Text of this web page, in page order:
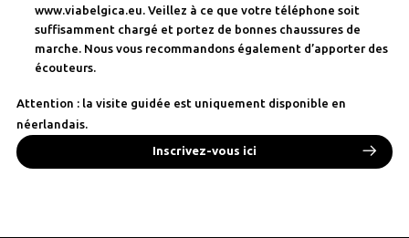
www.viabelgica.eu. Veillez à ce que votre téléphone soit
suffisamment chargé et portez de bonnes chaussures de
marche. Nous vous recommandons également d’apporter des
écouteurs.
Attention : la visite guidée est uniquement disponible en
néerlandais.
Inscrivez-vous ici